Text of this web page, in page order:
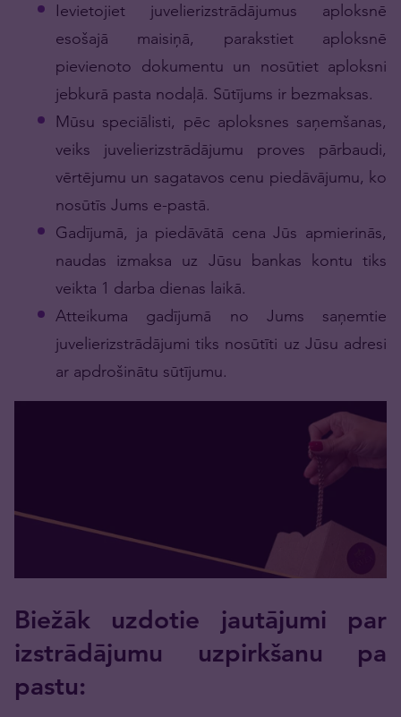
Ievietojiet juvelierizstrādājumus aploksnē
esošajā maisiņā, parakstiet aploksnē
pievienoto dokumentu un nosūtiet aploksni
jebkurā pasta nodaļā. Sūtījums ir bezmaksas.
Mūsu speciālisti, pēc aploksnes saņemšanas,
veiks juvelierizstrādājumu proves pārbaudi,
vērtējumu un sagatavos cenu piedāvājumu, ko
nosūtīs Jums e-pastā.
Gadījumā, ja piedāvātā cena Jūs apmierinās,
naudas izmaksa uz Jūsu bankas kontu tiks
veikta 1 darba dienas laikā.
Atteikuma gadījumā no Jums saņemtie
juvelierizstrādājumi tiks nosūtīti uz Jūsu adresi
ar apdrošinātu sūtījumu.
Biežāk uzdotie jautājumi par
izstrādājumu uzpirkšanu pa
pastu: